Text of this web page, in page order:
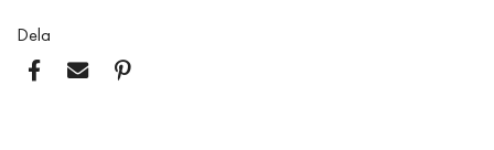
Dela